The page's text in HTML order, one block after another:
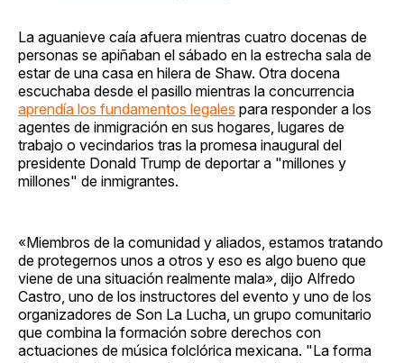
La aguanieve caía afuera mientras cuatro docenas de
personas se apiñaban el sábado en la estrecha sala de
estar de una casa en hilera de Shaw. Otra docena
escuchaba desde el pasillo mientras la concurrencia
aprendía los fundamentos legales para responder a los
agentes de inmigración en sus hogares, lugares de
trabajo o vecindarios tras la promesa inaugural del
presidente Donald Trump de deportar a "millones y
millones" de inmigrantes.
«Miembros de la comunidad y aliados, estamos tratando
de protegernos unos a otros y eso es algo bueno que
viene de una situación realmente mala», dijo Alfredo
Castro, uno de los instructores del evento y uno de los
organizadores de Son La Lucha, un grupo comunitario
que combina la formación sobre derechos con
actuaciones de música folclórica mexicana. "La forma